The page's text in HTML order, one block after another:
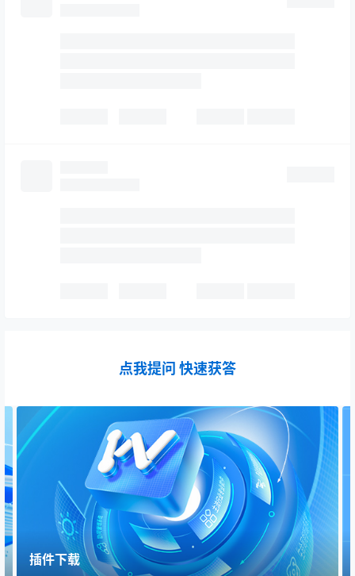
点我提问 快速获答
插件下载